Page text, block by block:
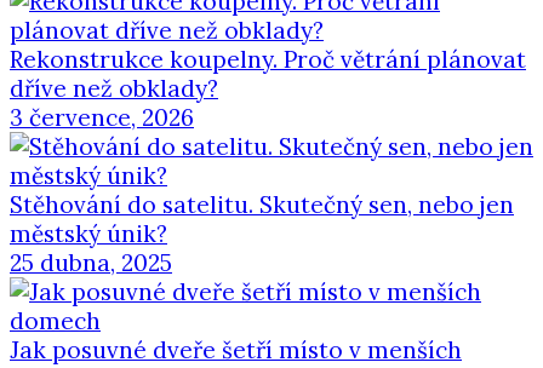
Rekonstrukce koupelny. Proč větrání plánovat
dříve než obklady?
3 července, 2026
Stěhování do satelitu. Skutečný sen, nebo jen
městský únik?
25 dubna, 2025
Jak posuvné dveře šetří místo v menších